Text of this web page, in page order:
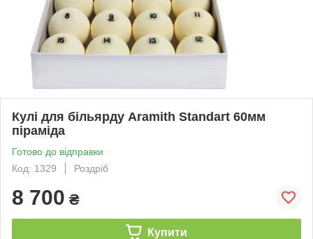
Кулі для більярду Aramith Standart 60мм
піраміда
Готово до відправки
Код: 1329
Роздріб
8 700 ₴
Купити